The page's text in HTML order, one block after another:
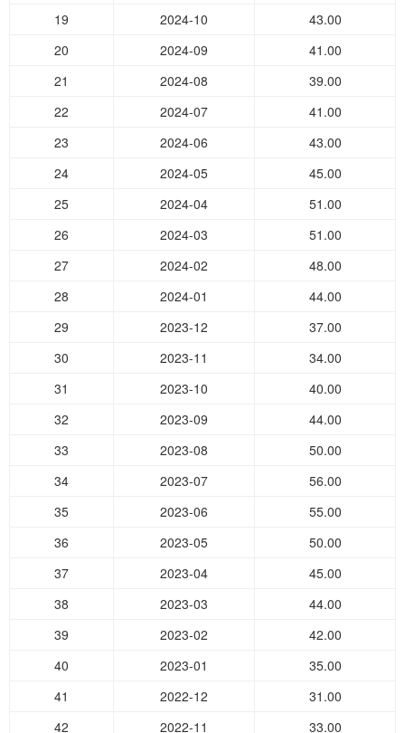
19
2024-10
43.00
20
2024-09
41.00
21
2024-08
39.00
22
2024-07
41.00
23
2024-06
43.00
24
2024-05
45.00
25
2024-04
51.00
26
2024-03
51.00
27
2024-02
48.00
28
2024-01
44.00
29
2023-12
37.00
30
2023-11
34.00
31
2023-10
40.00
32
2023-09
44.00
33
2023-08
50.00
34
2023-07
56.00
35
2023-06
55.00
36
2023-05
50.00
37
2023-04
45.00
38
2023-03
44.00
39
2023-02
42.00
40
2023-01
35.00
41
2022-12
31.00
42
2022-11 33.00